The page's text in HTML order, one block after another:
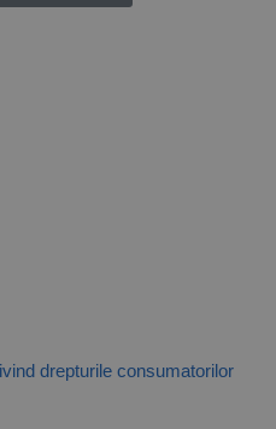
drepturile consumatorilor